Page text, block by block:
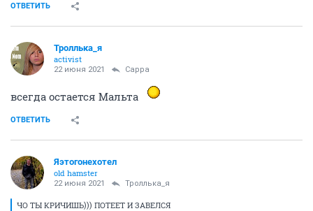
ОТВЕТИТЬ
Троллька_я
activist
22 июня 2021 Сарра
всегда остается Мальта
ОТВЕТИТЬ
Яэтогонехотел
old hamster
22 июня 2021 Троллька_я
ЧО ТЫ КРИЧИШЬ))) ПОТЕЕТ И ЗАВЕЛСЯ